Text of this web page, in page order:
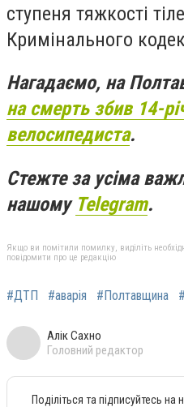
ступеня тяжкості
Кримінального
Нагадаємо, на
на смерть збив 14-
велосипедиста.
Стежте за усіма
нашому Telegram.
Якщо ви помітили помилку, виділіть
повідомити про це редакцію
#ДТП #аварія #Полтавщина
Алік Сахно
Головний редактор
Поділіться та підписуйтесь на